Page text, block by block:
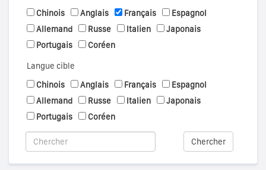
Chinois
Anglais Français
Espagnol
Allemand
Russe Italien
Japonais
Portugais
Coréen
Langue cible
Chinois
Anglais Français
Espagnol
Allemand
Russe Italien
Japonais
Portugais
Coréen
Chercher